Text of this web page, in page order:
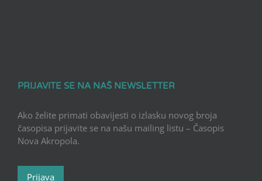
PRIJAVITE SE NA NAŠ NEWSLETTER
Ako želite primati obavijesti o izlasku novog broja
časopisa prijavite se na našu mailing listu – Časopis
Nova Akropola.
Prijava